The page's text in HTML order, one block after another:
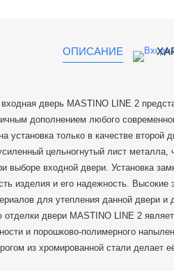
ОПИСАНИЕ
входная дверь MASTINO LINE 2
дополнением любого
установка только в качестве второй
цельногнутый лист
выборе входной двери. Установка
изделия и его надежность.
для утепления данной двери и
отделки двери MASTINO LINE 2
и порошково-полимерного
из хромированной стали